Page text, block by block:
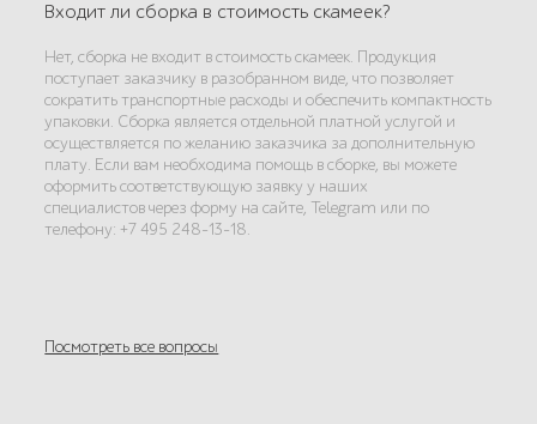
Входит ли сборка в стоимость скамеек?
Нет, сборка не входит в стоимость скамеек. Продукция
поступает заказчику в разобранном виде, что позволяет
сократить транспортные расходы и обеспечить компактность
упаковки. Сборка является отдельной платной услугой и
осуществляется по желанию заказчика за дополнительную
плату. Если вам необходима помощь в сборке, вы можете
оформить соответствующую заявку у наших
специалистов через форму на сайте, Telegram или по
телефону: +7 495 248-13-18.
Посмотреть все вопросы